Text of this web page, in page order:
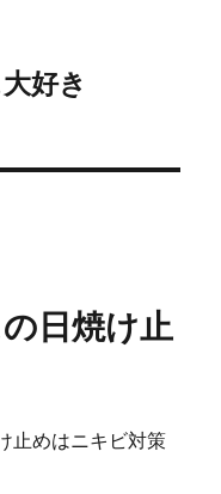
好き
日焼け止
止めはニキビ対策